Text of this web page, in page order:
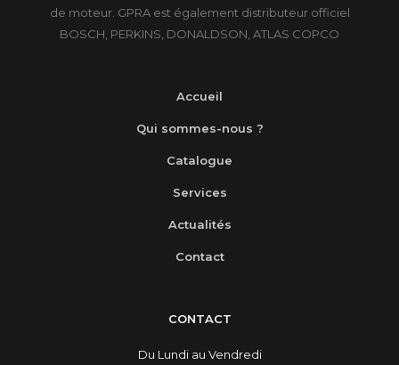
de moteur. GPRA est également distributeur officiel
BOSCH, PERKINS, DONALDSON, ATLAS COPCO
Accueil
Qui sommes-nous ?
Catalogue
Services
Actualités
Contact
CONTACT
Du Lundi au Vendredi